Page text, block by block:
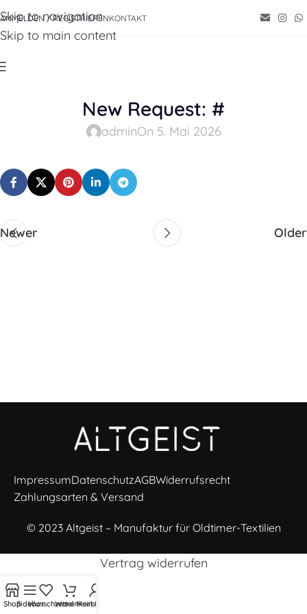
Skip to navigation
Skip to main content
ANMELDEN / REGISTRIERENKONTAKT
New Request: #
adminOn 5. Mai 2026
Newer Older
ImpressumDatenschutzAGBWiderrufsrecht
Zahlungsarten & Versand
© 2023 Altgeist – Manufaktur für Oldtimer-Textilien
ShopSidebar
WunschzettelWarenkorb
Mein Konto
Vertrag widerrufen